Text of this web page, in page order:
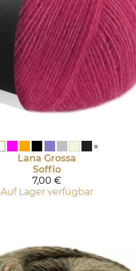
»
Lana Grossa
Soffio
7,00 €
Auf Lager verfügbar